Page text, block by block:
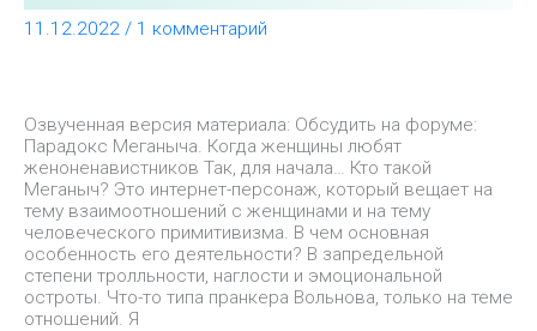
11.12.2022 / 1 комментарий
Озвученная версия материала: Обсудить на форуме:
Парадокс Меганыча. Когда женщины любят
женоненавистников Так, для начала… Кто такой
Меганыч? Это интернет-персонаж, который вещает на
тему взаимоотношений с женщинами и на тему
человеческого примитивизма. В чем основная
особенность его деятельности? В запредельной
степени тролльности, наглости и эмоциональной
остроты. Что-то типа пранкера Вольнова, только на теме
отношений. Я